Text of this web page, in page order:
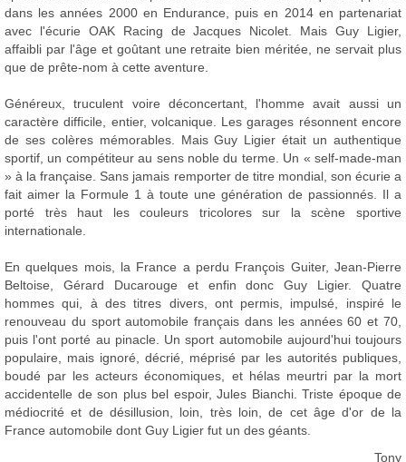
dans les années 2000 en Endurance, puis en 2014 en partenariat
avec l'écurie OAK Racing de Jacques Nicolet. Mais Guy Ligier,
affaibli par l'âge et goûtant une retraite bien méritée, ne servait plus
que de prête-nom à cette aventure.
Généreux, truculent voire déconcertant, l'homme avait aussi un
caractère difficile, entier, volcanique. Les garages résonnent encore
de ses colères mémorables. Mais Guy Ligier était un authentique
sportif, un compétiteur au sens noble du terme. Un « self-made-man
» à la française. Sans jamais remporter de titre mondial, son écurie a
fait aimer la Formule 1 à toute une génération de passionnés. Il a
porté très haut les couleurs tricolores sur la scène sportive
internationale.
En quelques mois, la France a perdu François Guiter, Jean-Pierre
Beltoise, Gérard Ducarouge et enfin donc Guy Ligier. Quatre
hommes qui, à des titres divers, ont permis, impulsé, inspiré le
renouveau du sport automobile français dans les années 60 et 70,
puis l'ont porté au pinacle. Un sport automobile aujourd'hui toujours
populaire, mais ignoré, décrié, méprisé par les autorités publiques,
boudé par les acteurs économiques, et hélas meurtri par la mort
accidentelle de son plus bel espoir, Jules Bianchi. Triste époque de
médiocrité et de désillusion, loin, très loin, de cet âge d'or de la
France automobile dont Guy Ligier fut un des géants.
Tony